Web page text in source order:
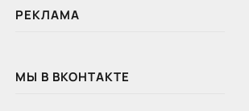
РЕКЛАМА
МЫ В ВКОНТАКТЕ